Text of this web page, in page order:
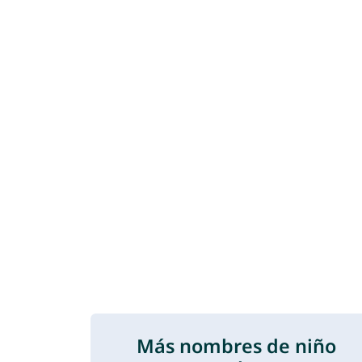
Más nombres de niño